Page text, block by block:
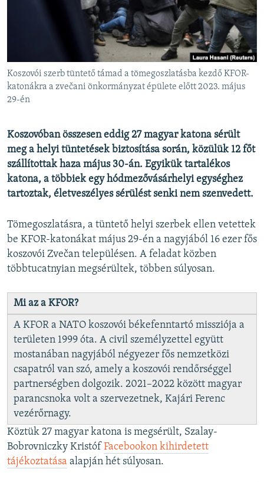
A MÚLT TANULSÁGAI
Valamennyi RFE/RL weboldal
Koszovói szerb tüntető támad a tömegoszlatásba kezdő KFOR-
katonákra a zvečani önkormányzat épülete előtt 2023. május
29-én
Koszovóban összesen eddig 27 magyar katona sérült
meg a helyi tüntetések biztosítása során, közülük 12 főt
szállítottak haza május 30-án. Egyikük tartalékos
katona, a többiek egy hódmezővásárhelyi egységhez
tartoztak, életveszélyes sérülést senki nem szenvedett.
Tömegoszlatásra, a tüntető helyi szerbek ellen vetettek
be KFOR-katonákat május 29-én a nagyjából 16 ezer fős
koszovói Zvečan településen. A feladat közben
többtucatnyian megsérültek, többen súlyosan.
Mi az a KFOR?
A KFOR a NATO koszovói békefenntartó missziója a
területen 1999 óta. A civil személyzettel együtt
mostanában nagyjából négyezer fős nemzetközi
csapatról van szó, amely a koszovói rendőrséggel
partnerségben dolgozik. 2021–2022 között magyar
parancsnoka volt a szervezetnek, Kajári Ferenc
vezérőrnagy.
Köztük 27 magyar katona is megsérült, Szalay-
Bobrovniczky Kristóf Facebookon kihirdetett
tájékoztatása alapján hét súlyosan.